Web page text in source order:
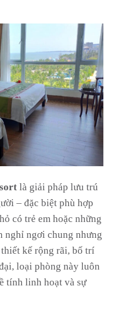
là giải pháp lưu trú
– đặc biệt phù hợp
có trẻ em hoặc những
nghỉ ngơi chung nhưng
kế rộng rãi, bố trí
loại phòng này luôn
tính linh hoạt và sự